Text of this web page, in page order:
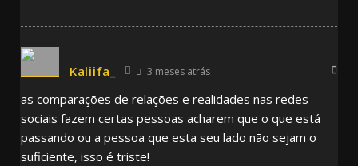
Kaliifa_ 3 meses atrás
as comparações de relações e realidades nas redes
sociais fazem certas pessoas acharem que o que está
passando ou a pessoa que esta seu lado não sejam o
suficiente, isso é triste!